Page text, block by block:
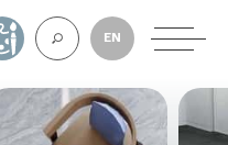
VỀ CHÚNG
EN
TỰ THIẾT KẾ